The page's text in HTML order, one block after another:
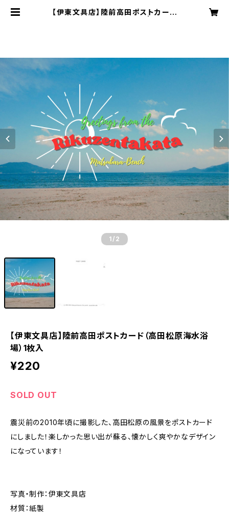
【伊東文具店】陸前高田ポストカード
1 /2
【伊東文具店】陸前高田ポストカード（高田松原海水浴
場）1枚入
¥220
SOLD OUT
震災前の2010年頃に撮影した、高田松原の風景をポストカード
にしました！楽しかった思い出が蘇る、懐かしく爽やかなデザイン
になっています！
写真・制作：伊東文具店
材質：紙製